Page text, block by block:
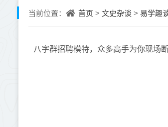
当前位置： 首页 > 文史杂谈 > 易学趣
八字群招聘模特，众多高手为你现场